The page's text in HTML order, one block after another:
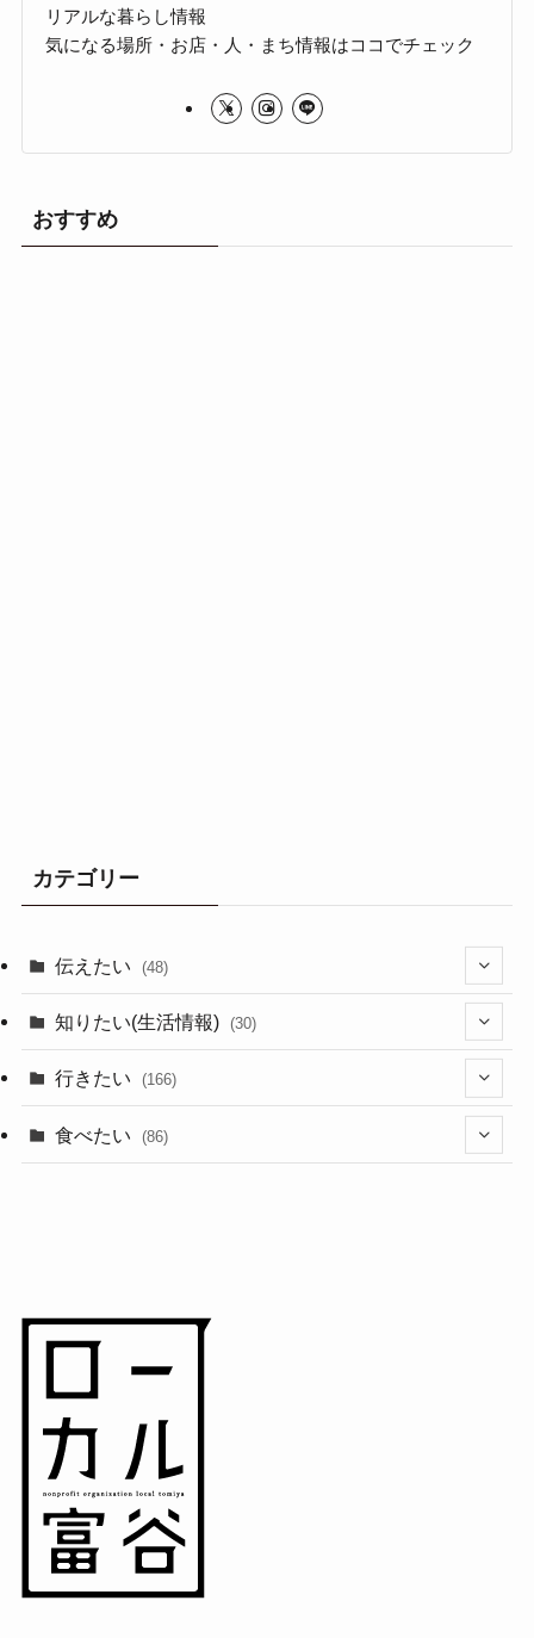
リアルな暮らし情報
気になる場所・お店・人・まち情報はココでチェック
おすすめ
カテゴリー
伝えたい (48)
(44)
(1)
知りたい(生活情報) (30)
(10)
(11)
行きたい (166)
(18)
食べたい (86)